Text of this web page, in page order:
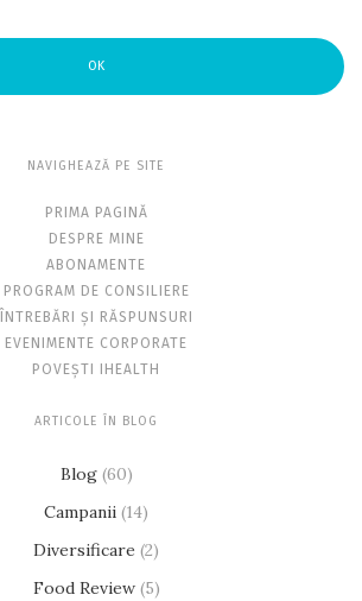
OK
NAVIGHEAZĂ PE SITE
PRIMA PAGINĂ
DESPRE MINE
ABONAMENTE
PROGRAM DE CONSILIERE
ÎNTREBĂRI ȘI RĂSPUNSURI
EVENIMENTE CORPORATE
POVEȘTI IHEALTH
ARTICOLE ÎN BLOG
Blog(60)
Campanii (14)
Diversificare (2)
Food Review(5)